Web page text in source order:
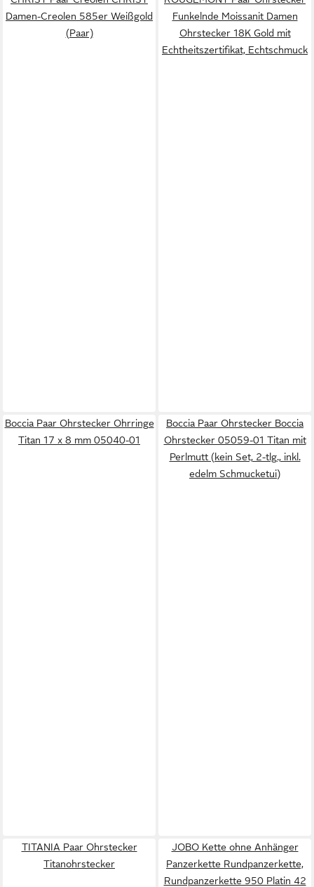
Damen-Creolen 585er Weißgold
(Paar)
Funkelnde Moissanit Damen
Ohrstecker 18K Gold mit
Echtheitszertifikat, Echtschmuck
Boccia Paar Ohrstecker Ohrringe
Titan 17 x 8 mm 05040-01
Boccia Paar Ohrstecker Boccia
Ohrstecker 05059-01 Titan mit
Perlmutt (kein Set, 2-tlg., inkl.
edelm Schmucketui)
TITANIA Paar Ohrstecker
Titanohrstecker
JOBO Kette ohne Anhänger
Panzerkette Rundpanzerkette,
Rundpanzerkette 950 Platin 42